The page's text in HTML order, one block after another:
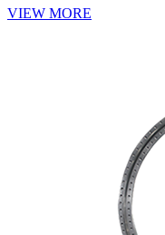
VIEW MORE